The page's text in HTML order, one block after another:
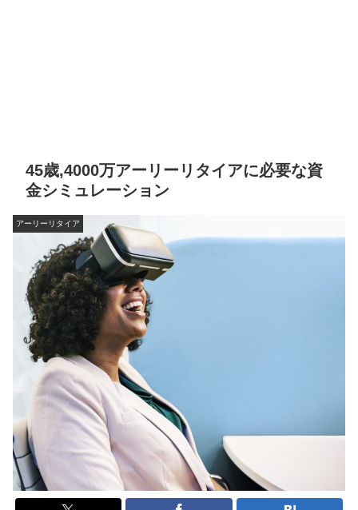
45歳,4000万アーリーリタイアに必要な資
金シミュレーション
アーリーリタイア